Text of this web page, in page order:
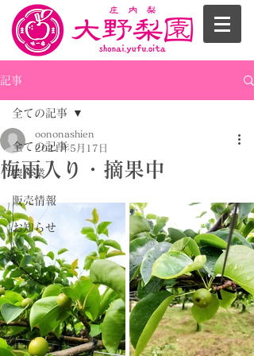
記事
全ての記事
農作業
販売情報
お知らせ
全ての記事
梅雨入り・摘果中
oononashien
2021年5月17日